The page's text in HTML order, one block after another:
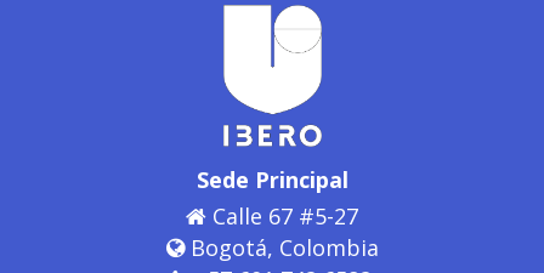
Sede Principal
Calle 67 #5-27
Bogotá, Colombia